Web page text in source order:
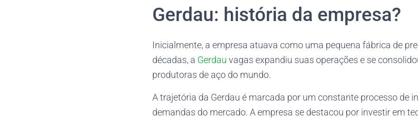
Gerdau: história da empresa?
Inicialmente, a empresa atuava como uma pequena fábrica de
décadas, a Gerdau vagas expandiu suas operações e se
produtoras de aço do mundo.
A trajetória da Gerdau é marcada por um constante processo de
demandas do mercado. A empresa se destacou por investir em